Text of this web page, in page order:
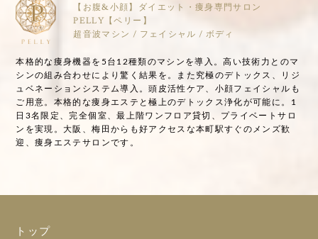
【お腹&小顔】ダイエット・痩身専門サロン
PELLY【ペリー】
超音波マシン / フェイシャル / ボディ
本格的な痩身機器を5台12種類のマシンを導入。高い技術力とのマ
シンの組み合わせにより驚く結果を。また究極のデトックス、リジ
ュベネーションシステム導入。頭皮活性ケア、小顔フェイシャルも
ご用意。本格的な痩身エステと極上のデトックス浄化が可能に。1
日3名限定、完全個室、最上階ワンフロア貸切、プライベートサロ
ンを実現。大阪、梅田からも好アクセスな本町駅すぐのメンズ歓
迎、痩身エステサロンです。
トップ